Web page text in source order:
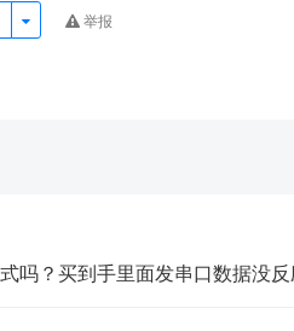
举报
吗？买到手里面发串口数据没